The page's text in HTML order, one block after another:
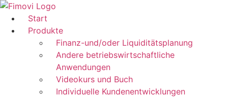
Zum
Inhalt
springen
Start
Produkte
Finanz-und/oder Liquiditätsplanung
Andere betriebswirtschaftliche
Anwendungen
Videokurs und Buch
Individuelle Kundenentwicklungen